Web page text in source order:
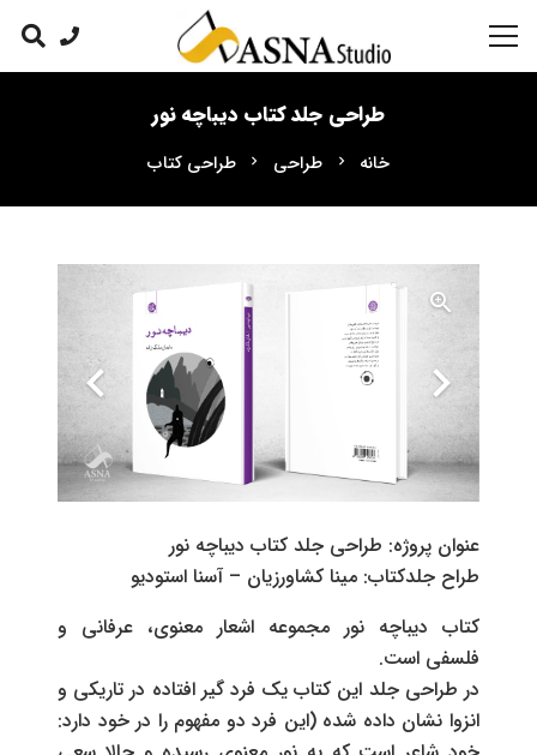
طراحی جلد کتاب دیباچه نور
خانه chevron_right طراحی chevron_right طراحی کتاب
عنوان پروژه: طراحی جلد کتاب دیباچه نور
طراح جلدکتاب: مینا کشاورزیان – آسنا استودیو
کتاب دیباچه نور مجموعه اشعار معنوی، عرفانی و
فلسفی است.
در طراحی جلد این کتاب یک فرد گیر افتاده در تاریکی و
انزوا نشان داده شده (این فرد دو مفهوم را در خود دارد: